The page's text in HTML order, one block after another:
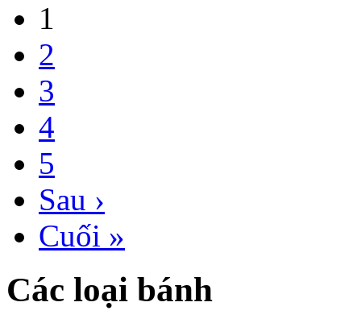
1
2
3
4
5
Sau ›
Cuối »
Các loại bánh